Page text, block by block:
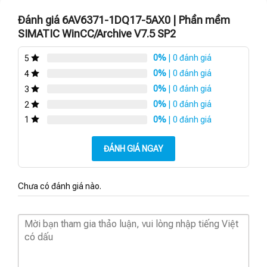
Đánh giá 6AV6371-1DQ17-5AX0 | Phần mềm
SIMATIC WinCC/Archive V7.5 SP2
5 0% | 0 đánh giá
4
0% | 0 đánh giá
3
0% | 0 đánh giá
2
0% | 0 đánh giá
1
0% | 0 đánh giá
ĐÁNH GIÁ NGAY
Chưa có đánh giá nào.